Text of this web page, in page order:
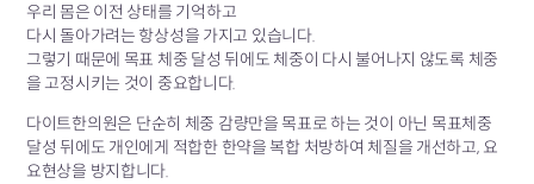
우리 몸은 이전 상태를 기억하고
다시 돌아가려는 항상성을 가지고 있습니다.
그렇기 때문에 목표 체중 달성 뒤에도 체중이 다시 불어나지 않도록 체중
을 고정시키는 것이 중요합니다.
다이트한의원은 단순히 체중 감량만을 목표로 하는 것이 아닌목표체중
달성 뒤에도 개인에게 적합한 한약을 복합 처방하여 체질을 개선하고, 요
요현상을 방지합니다.